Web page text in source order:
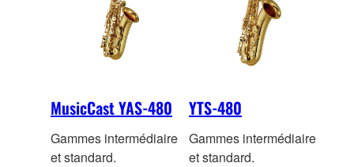
MusicCast YAS-480
Gammes intermédiaire
et standard.
YTS-480
Gammes intermédiaire
et standard.